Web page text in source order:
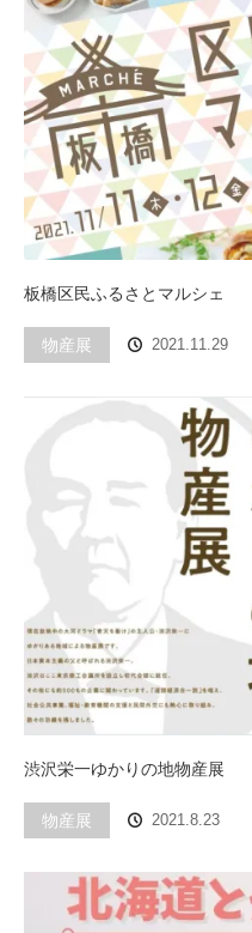
板橋区民ふるさとマルシェ
物産展 2021.11.29
渋沢栄一ゆかりの地物産展
物産展 2021.8.23